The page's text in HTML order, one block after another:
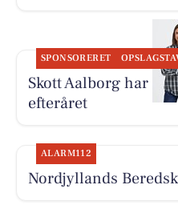
SPONSORERET
Skott Aalborg har
efteråret
ALARM112
Nordjyllands